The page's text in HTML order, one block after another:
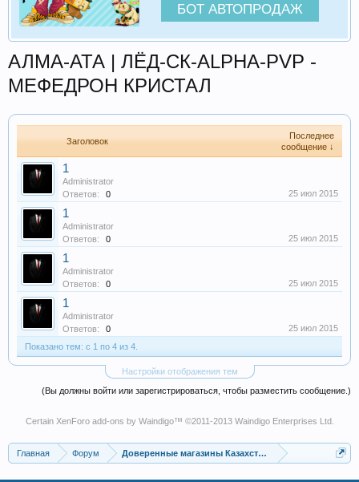
БОТ АВТОПРОДАЖ
АЛМА-АТА | ЛЁД-СК-ALPHA-PVP -
МЕФЕДРОН КРИСТАЛ
Заголовок
Последнее
сообщение ↓
1
Administrator
Ответов:
0 25 июл 2015
1
Administrator
Ответов:
0 25 июл 2015
1
Administrator
Ответов:
0 25 июл 2015
1
Administrator
Ответов:
0
25 июл 2015
Показано тем: с 1 по 4 из 4.
Настройки отображения тем
(Вы должны войти или зарегистрироваться, чтобы разместить сообщение.)
Certain XenForo add-ons by Waindigo™ ©2011-2013 Waindigo Enterprises Ltd.
Главная Форум Доверенные магазины Казахстана